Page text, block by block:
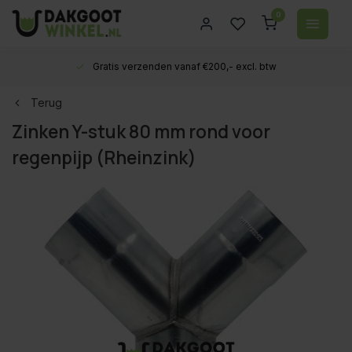
0
Gratis verzenden vanaf €200,- excl. btw
Terug
Zinken Y-stuk 80 mm rond voor
regenpijp (Rheinzink)